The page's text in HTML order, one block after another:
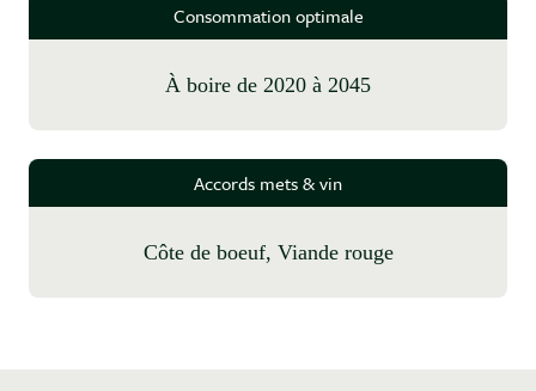
Consommation optimale
à boire de 2020 à 2045
Accords mets & vin
Côte de boeuf, Viande rouge